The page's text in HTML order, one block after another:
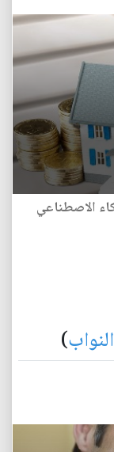
الاصطناعي
)